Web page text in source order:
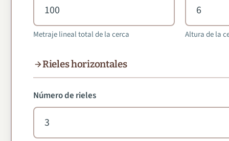
Metraje lineal total de la cerca Altura de la
Rieles horizontales
Número de rieles